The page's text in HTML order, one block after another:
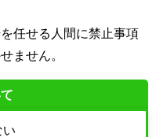
任せる人間に禁止事項
ません。
い